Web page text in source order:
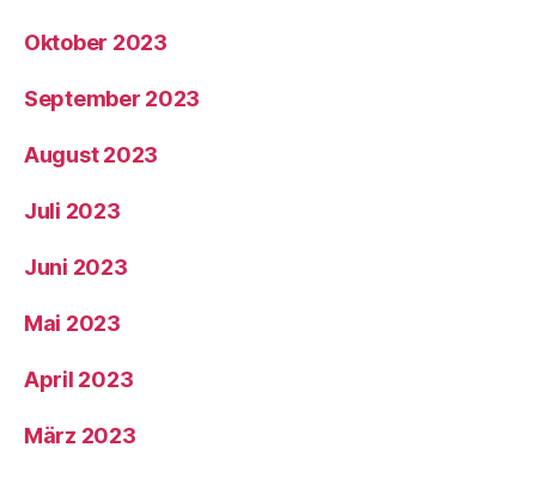
Oktober 2023
September 2023
August 2023
Juli 2023
Juni 2023
Mai 2023
April 2023
März 2023